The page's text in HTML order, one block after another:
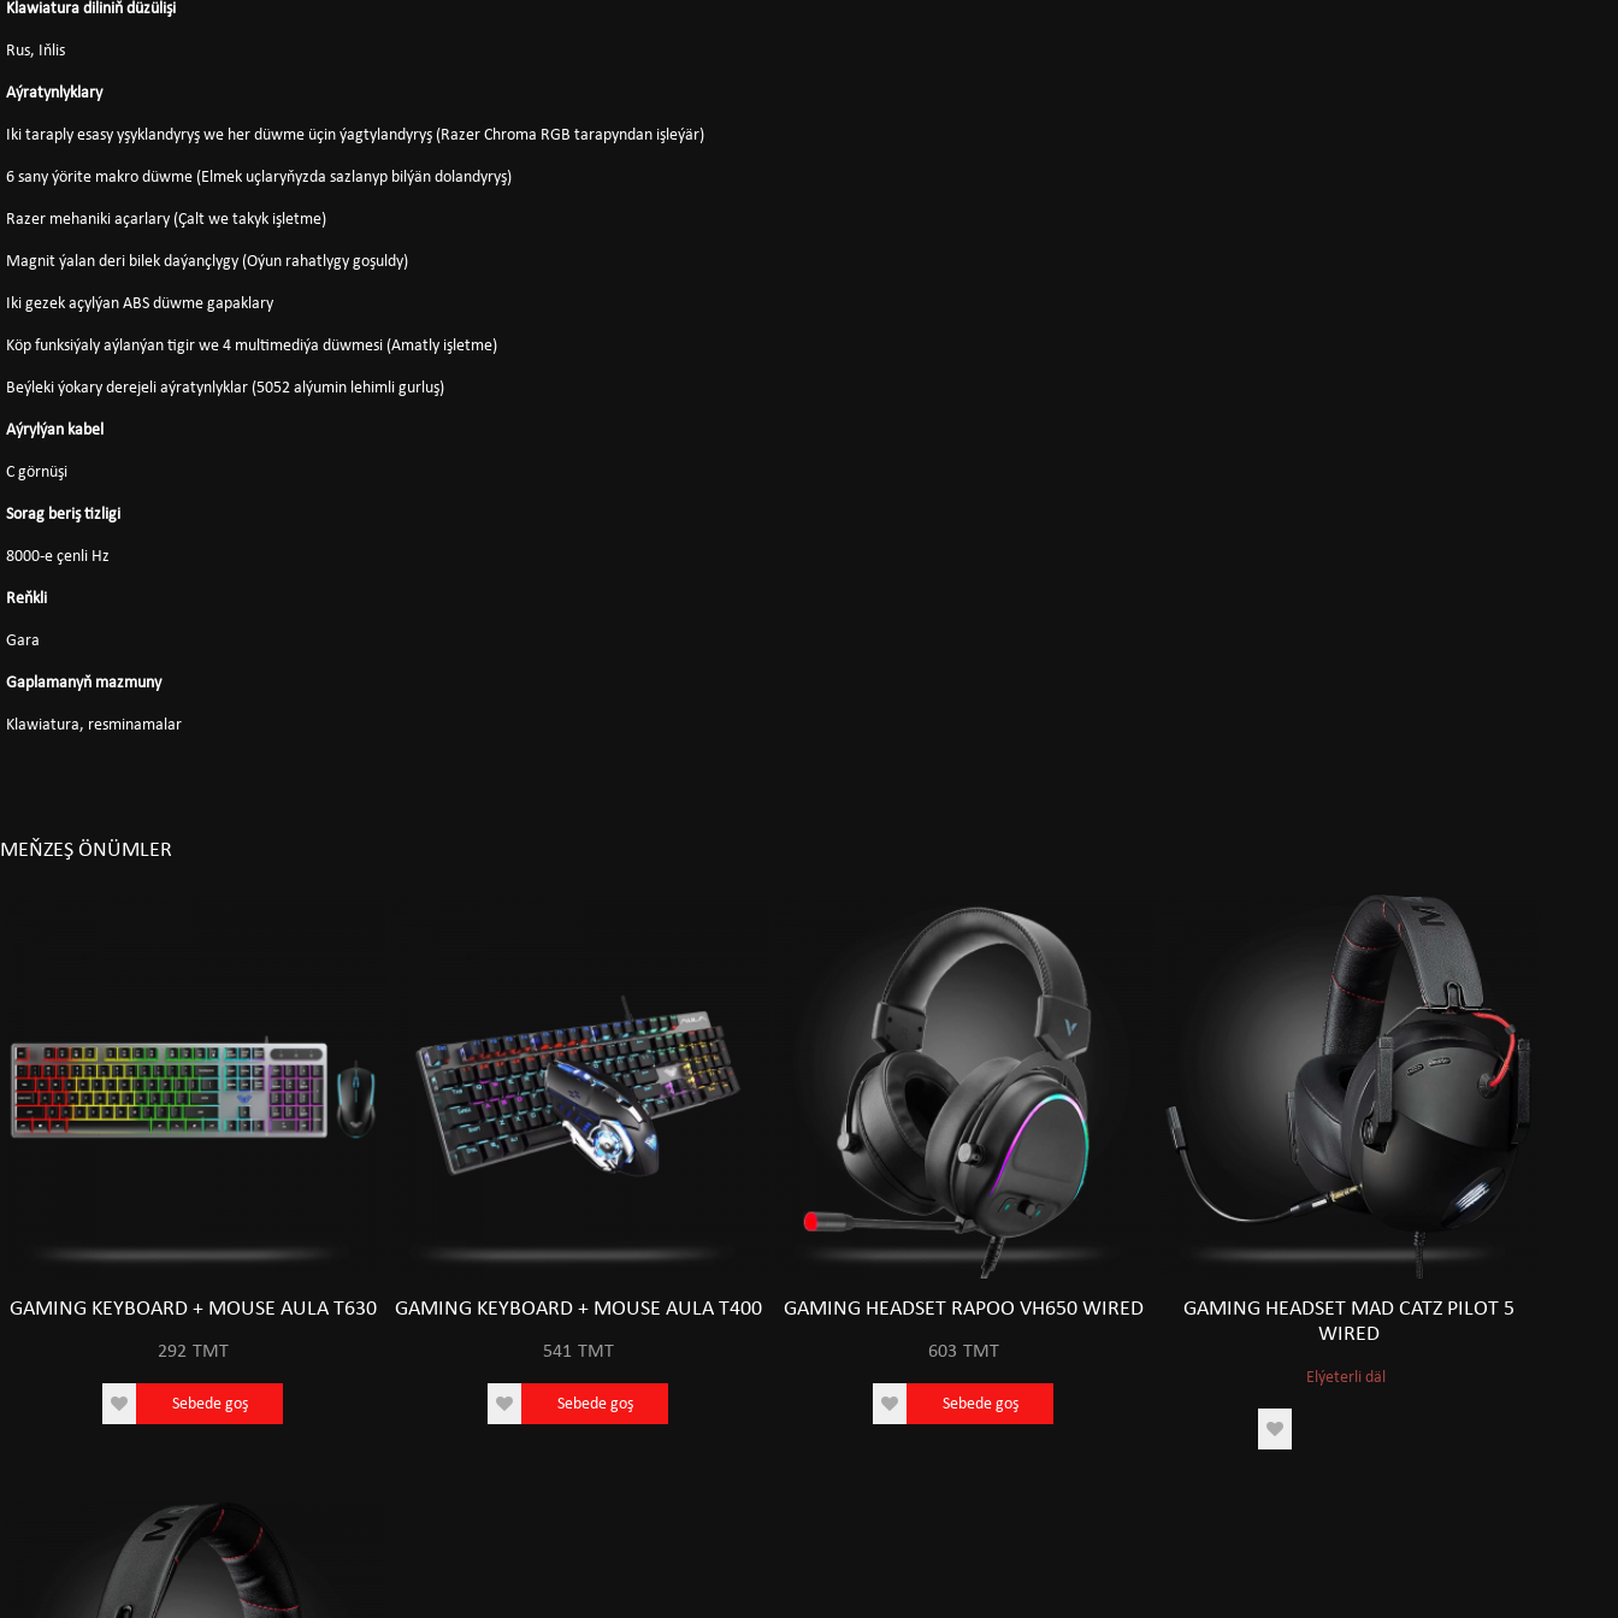
Klawiatura diliniň düzülişi
Rus, Iňlis
Aýratynlyklary
Iki taraply esasy yşyklandyryş we her düwme üçin ýagtylandyryş (Razer Chroma RGB tarapyndan işleýär)
6 sany ýörite makro düwme (Elmek uçlaryňyzda sazlanyp bilýän dolandyryş)
Razer mehaniki açarlary (Çalt we takyk işletme)
Magnit ýalan deri bilek daýançlygy (Oýun rahatlygy goşuldy)
Iki gezek açylýan ABS düwme gapaklary
Köp funksiýaly aýlanýan tigir we 4 multimediýa düwmesi (Amatly işletme)
Beýleki ýokary derejeli aýratynlyklar (5052 alýumin lehimli gurluş)
Aýrylýan kabel
C görnüşi
Sorag beriş tizligi
8000-e çenli Hz
Reňkli
Gara
Gaplamanyň mazmuny
Klawiatura, resminamalar
MEŇZEŞ ÖNÜMLER
GAMING KEYBOARD + MOUSE AULA T630
292 TMT
Sebede goş
GAMING KEYBOARD + MOUSE AULA T400
541 TMT
Sebede goş
GAMING HEADSET RAPOO VH650 WIRED
603 TMT
Sebede goş
GAMING HEADSET MAD CATZ PILOT 5
WIRED
Elýeterli däl